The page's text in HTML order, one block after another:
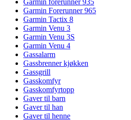
Garmin forerunner 935
Garmin Forerunner 965
Garmin Tactix 8
Garmin Venu 3
Garmin Venu 3S
Garmin Venu 4
Gassalarm
Gassbrenner kjøkken
Gassgrill
Gasskomfyr
Gasskomfyrtopp
Gaver til barn
Gaver til han
Gaver til henne